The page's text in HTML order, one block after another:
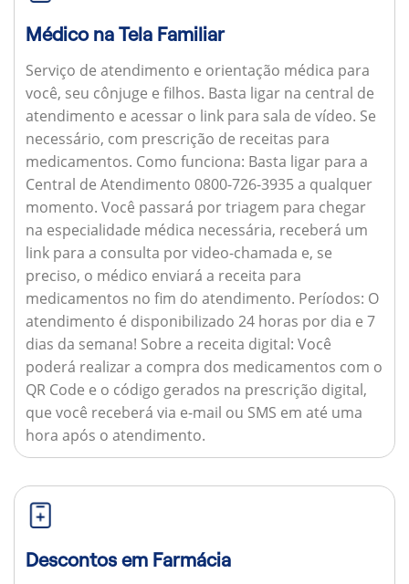
Médico na Tela Familiar
Serviço de atendimento e orientação médica para
você, seu cônjuge e filhos. Basta ligar na central de
atendimento e acessar o link para sala de vídeo. Se
necessário, com prescrição de receitas para
medicamentos. Como funciona: Basta ligar para a
Central de Atendimento 0800-726-3935 a qualquer
momento. Você passará por triagem para chegar
na especialidade médica necessária, receberá um
link para a consulta por video-chamada e, se
preciso, o médico enviará a receita para
medicamentos no fim do atendimento. Períodos: O
atendimento é disponibilizado 24 horas por dia e 7
dias da semana! Sobre a receita digital: Você
poderá realizar a compra dos medicamentos com o
QR Code e o código gerados na prescrição digital,
que você receberá via e-mail ou SMS em até uma
hora após o atendimento.
Descontos em Farmácia